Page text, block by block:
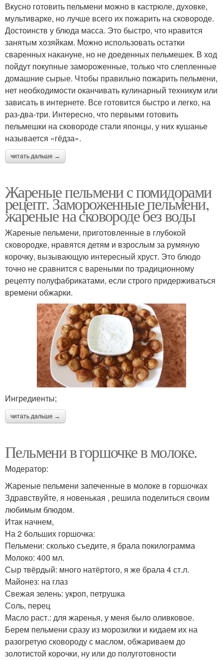
Вкусно готовить пельмени можно в кастрюле, духовке,
мультиварке, но лучше всего их пожарить на сковороде.
Достоинств у блюда масса. Это быстро, что нравится
занятым хозяйкам. Можно использовать остатки
сваренных накануне, но не доеденных пельмешек. В ход
пойдут покупные замороженные, только что слепленные
домашние сырые. Чтобы правильно пожарить пельмени,
нет необходимости оканчивать кулинарный техникум или
зависать в интернете. Все готовится быстро и легко, на
раз-два-три. Интересно, что первыми готовить
пельмешки на сковороде стали японцы, у них кушанье
называется «гёдза».
читать дальше →
Жареные пельмени с помидорами
рецепт. Замороженные пельмени,
жареные на сковороде без воды
Жареные пельмени, приготовленные в глубокой
сковородке, нравятся детям и взрослым за румяную
корочку, вызывающую интересный хруст. Это блюдо
точно не сравнится с вареными по традиционному
рецепту полуфабрикатами, если строго придерживаться
времени обжарки.
Ингредиенты;
читать дальше →
Пельмени в горшочке в молоке.
Модератор:
Жареные пельмени запеченные в молоке в горшочках
Здравствуйте, я новенькая , решила поделиться своим
любимым блюдом.
Итак начнем,
На 2 больших горшочка:
Пельмени: сколько съедите, я брала покилограмма
Молоко: 400 мл.
Сыр твёрдый: много натёртого, я же брала 4 ст.л.
Майонез: на глаз
Свежая зелень: укроп, петрушка
Соль, перец
Масло раст.: для жаренья, у меня было оливковое.
Берем пельмени сразу из морозилки и кидаем их на
разогретую сковороду с маслом, обжариваем до
золотистой корочки, ну или до полуготовности